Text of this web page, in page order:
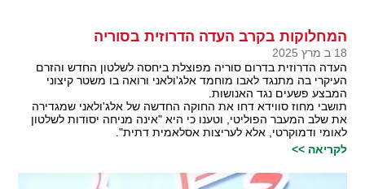
המחלוקות בקרב העדה הדרוזית בסוריה
18 ב מרץ 2025
העדה הדרוזית בדרום סוריה מפוצלת ביחסה לשלטון החדש והזרם
העיקרי בה מתנגד לאבו מוחמד אלג'ולאני ורואה בו משטר קיצוני
המבצע פשעים נגד האנושות.
תושבי מחוז סווידא דחו את החוקה החדשה של אלג'ולאני שמגדירה
את שלב המעבר הפוליטי, וטענו כי היא "אינה מניחה יסודות לשלטון
לאומי ודמוקרטי, אלא לעריצות אסלאמית דתית".
לקריאה >>